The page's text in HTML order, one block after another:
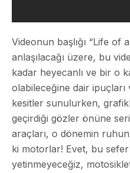
Videonun başlığı “Life of
anlaşılacağı üzere, bu
kadar heyecanlı ve bir o
olabileceğine dair ipuçları
kesitler sunulurken,
geçirdiği gözler önüne
araçları, o dönemin
ki motorlar! Evet, bu
yetinmeyeceğiz,